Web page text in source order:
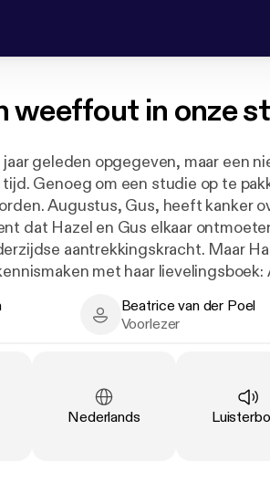
weeffout in onze
geleden opgegeven, maar een
Genoeg om een studie op te
Augustus, Gus, heeft kanker
dat Hazel en Gus elkaar
aantrekkingskracht. Maar
met haar
te gaan naar Peter Van Houten
Green heeft een
dat zijn roman bij verschijning de
Stars' nog voor verschijning meer
Beatrice van der Poel -
Beatrice van der Poel
Voorlezer
Taal:
Nederlands Type: